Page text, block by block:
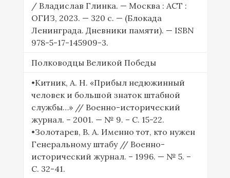
/ Владислав Глинка. — Москва : АСТ :
ОГИЗ, 2023. — 320 с. — (Блокада
Ленинграда. Дневники памяти). — ISBN
978-5-17-145909-3.
Полководцы Великой Победы
•Китник, А. Н. «Прибыл недюжинный
человек и большой знаток штабной
службы…» // Военно-исторический
журнал. – 2001. — № 9. – С. 15-22.
•Золотарев, В. А. Именно тот, кто нужен
Генеральному штабу // Военно-
исторический журнал. – 1996. — № 5. –
С. 32-41.